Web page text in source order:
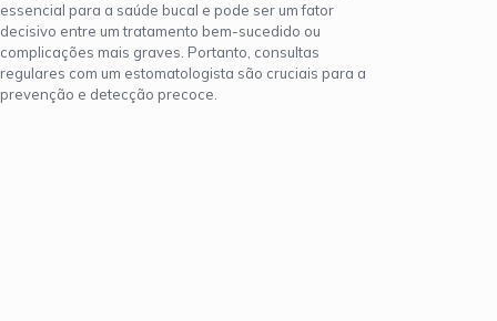
essencial para a saúde bucal e pode ser um fator
decisivo entre um tratamento bem-sucedido ou
complicações mais graves. Portanto, consultas
regulares com um estomatologista são cruciais para a
prevenção e detecção precoce.